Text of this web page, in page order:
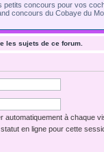
petits concours pour vos
concours du Cobaye du
les sujets de ce forum.
automatiquement à chaque
en ligne pour cette